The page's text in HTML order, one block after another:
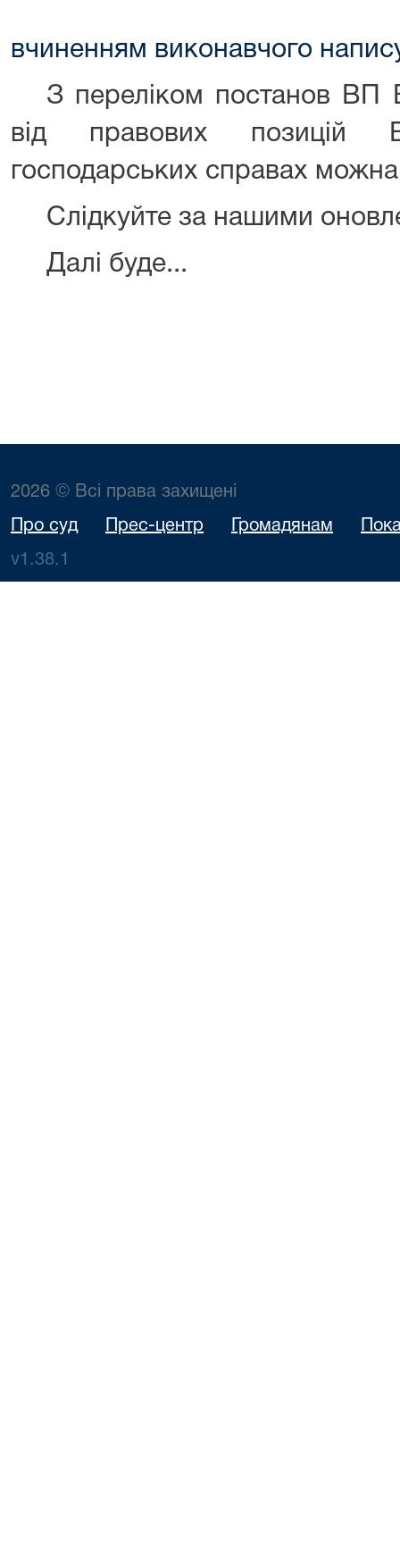
вчиненням виконавчого
З переліком постанов ВП
від правових позицій
господарських справах
Слідкуйте за нашими
Далі буде...
2026 © Всі права захищені
Про суд Прес-центр Громадянам
v1.38.1